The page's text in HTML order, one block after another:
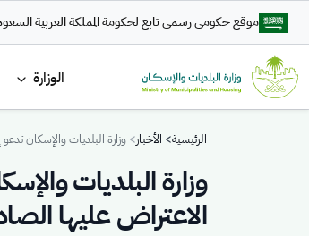
تجاوز إلى المحتوى الرئيسي
موقع حكومي رسمي تابع لحكومة المملكة العربية
الوزارة
الرئيسية الأخبار وزارة البلديات والإسكان تدعو
وزارة البلديات
الاعتراض عليها الصادرة قبل